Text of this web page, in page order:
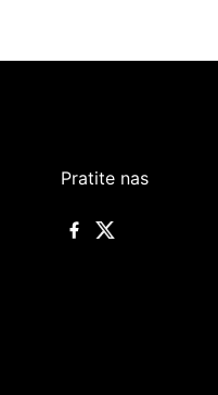
Pratite nas